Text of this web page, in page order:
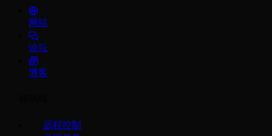
网站
论坛
博客
远程控制